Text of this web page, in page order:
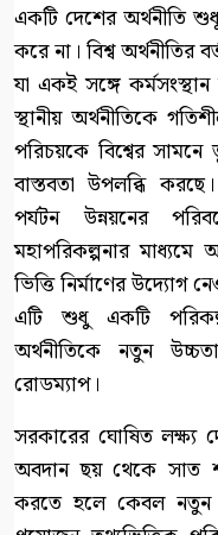
একটি দেশের অর্থনীতি
করে না। বিশ্ব অর্থনীতির
যা একই সঙ্গে
স্থানীয় অর্থনীতিকে
পরিচয়কে বিশ্বের
বাস্তবতা উপলব্ধি করছে।
পর্যটন উন্নয়নের
মহাপরিকল্পনার
ভিত্তি নির্মাণের উদ্যোগ
এটি শুধু একটি
অর্থনীতিকে নতুন
রোডম্যাপ।
সরকারের ঘোষিত লক্ষ্য
অবদান ছয় থেকে সাত
করতে হলে কেবল নতুন